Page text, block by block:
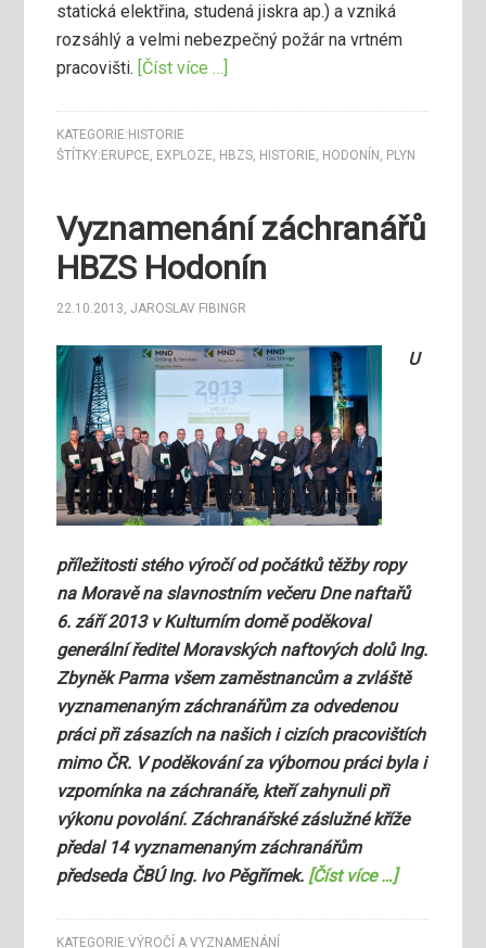
statická elektřina, studená jiskra ap.) a vzniká
rozsáhlý a velmi nebezpečný požár na vrtném
pracovišti. [Číst více …]
KATEGORIE: HISTORIE
ŠTÍTKY: ERUPCE, EXPLOZE, HBZS, HISTORIE, HODONÍN , PLYN
Vyznamenání záchranářů
HBZS Hodonín
22.10.2013,JAROSLAV FIBINGR
U
příležitosti stého výročí od počátků těžby ropy
na Moravě na slavnostním večeru Dne naftařů
6. září 2013 v Kulturním domě poděkoval
generální ředitel Moravských naftových dolů Ing.
Zbyněk Parma všem zaměstnancům a zvláště
vyznamenaným záchranářům za odvedenou
práci při zásazích na našich i cizích pracovištích
mimo ČR. V poděkování za výbornou práci byla i
vzpomínka na záchranáře, kteří zahynuli při
výkonu povolání. Záchranářské záslužné kříže
předal 14 vyznamenaným záchranářům
předseda ČBÚ Ing. Ivo Pěgřímek. [Číst více …]
KATEGORIE:VÝROČÍ A VYZNAMENÁNÍ